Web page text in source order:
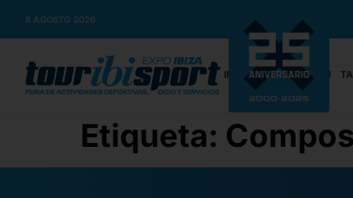
8 AGOSTO 2026
INICIO INFORMACIÓN
Etiqueta: